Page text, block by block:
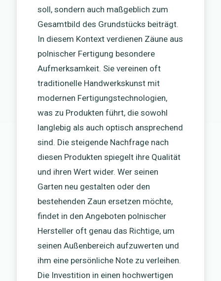
soll, sondern auch maßgeblich zum
Gesamtbild des Grundstücks beiträgt.
In diesem Kontext verdienen Zäune aus
polnischer Fertigung besondere
Aufmerksamkeit. Sie vereinen oft
traditionelle Handwerkskunst mit
modernen Fertigungstechnologien,
was zu Produkten führt, die sowohl
langlebig als auch optisch ansprechend
sind. Die steigende Nachfrage nach
diesen Produkten spiegelt ihre Qualität
und ihren Wert wider. Wer seinen
Garten neu gestalten oder den
bestehenden Zaun ersetzen möchte,
findet in den Angeboten polnischer
Hersteller oft genau das Richtige, um
seinen Außenbereich aufzuwerten und
ihm eine persönliche Note zu verleihen.
Die Investition in einen hochwertigen